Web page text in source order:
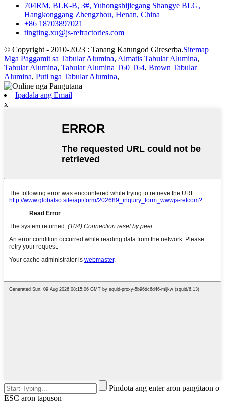
704RM, BLK-B, 3#, Yuhongshijiegang Shangye BLG,
Hangkonggang Zhengzhou, Henan, China
+86 18703897021
tingting.xu@js-refractories.com
© Copyright - 2010-2023 : Tanang Katungod Gireserba.Sitemap
Mga Paggamit sa Tabular Alumina, Almatis Tabular Alumina,
Tabular Alumina, Tabular Alumina T60 T64, Brown Tabular
Alumina, Puti nga Tabular Alumina,
Ipadala ang Email
x
Pindota ang enter aron pangitaon o
ESC aron tapuson